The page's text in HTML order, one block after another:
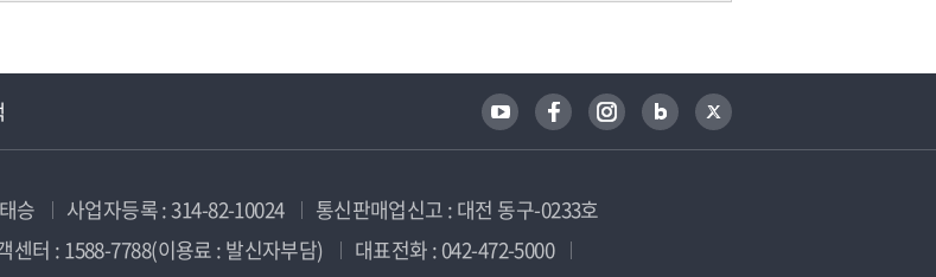
승 사업자등록 : 314-82-10024
통신판매업신고 : 대전 동구-0233호
센터 : 1588-7788(이용료 : 발신자부담)
대표전화 : 042-472-5000